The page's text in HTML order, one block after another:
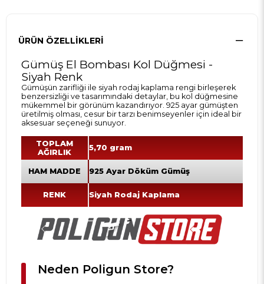
ÜRÜN ÖZELLIKLERI
Gümüş El Bombası Kol Düğmesi -
Siyah Renk
Gümüşün zarifliği ile siyah rodaj kaplama rengi birleşerek
benzersizliği ve tasarımındaki detaylar, bu kol düğmesine
mükemmel bir görünüm kazandırıyor. 925 ayar gümüşten
üretilmiş olması, cesur bir tarzı benimseyenler için ideal bir
aksesuar seçeneği sunuyor.
TOPLAM
AĞIRLIK
5,70 gram
HAM MADDE 925 Ayar Döküm Gümüş
RENK Siyah Rodaj Kaplama
Neden Poligun Store?